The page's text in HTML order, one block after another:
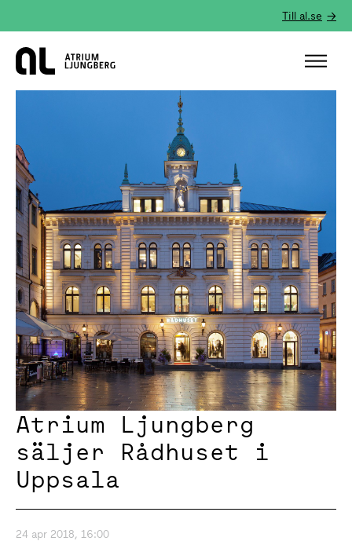
Till al.se
Hem
Atrium Ljungberg
säljer Rådhuset i
Uppsala
24 apr 2018, 16:00